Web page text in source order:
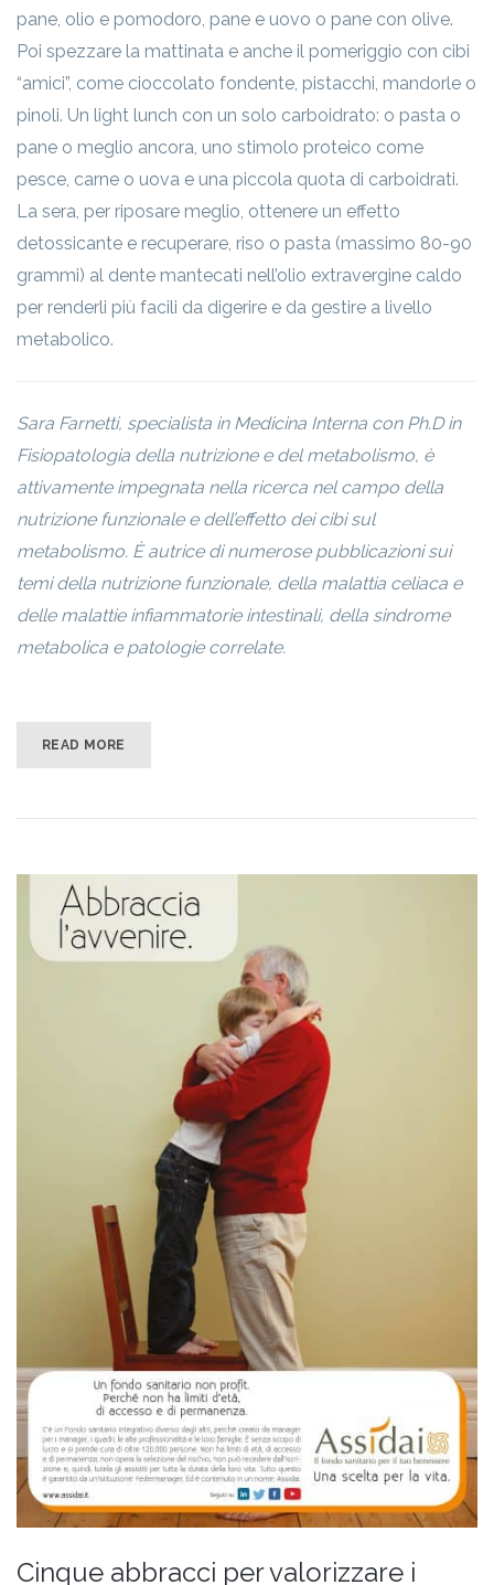
pane, olio e pomodoro, pane e uovo o pane con olive.
Poi spezzare la mattinata e anche il pomeriggio con cibi
“amici”, come cioccolato fondente, pistacchi, mandorle o
pinoli. Un light lunch con un solo carboidrato: o pasta o
pane o meglio ancora, uno stimolo proteico come
pesce, carne o uova e una piccola quota di carboidrati.
La sera, per riposare meglio, ottenere un effetto
detossicante e recuperare, riso o pasta (massimo 80-90
grammi) al dente mantecati nell’olio extravergine caldo
per renderli più facili da digerire e da gestire a livello
metabolico.
Sara Farnetti, specialista in Medicina Interna con Ph.D in
Fisiopatologia della nutrizione e del metabolismo, è
attivamente impegnata nella ricerca nel campo della
nutrizione funzionale e dell’effetto dei cibi sul
metabolismo. È autrice di numerose pubblicazioni sui
temi della nutrizione funzionale, della malattia celiaca e
delle malattie infiammatorie intestinali, della sindrome
metabolica e patologie correlate.
READ MORE
Cinque abbracci per valorizzare i